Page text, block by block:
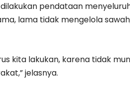
pendataan
lama tidak mengelola
kita lakukan, karena tidak
jelasnya.